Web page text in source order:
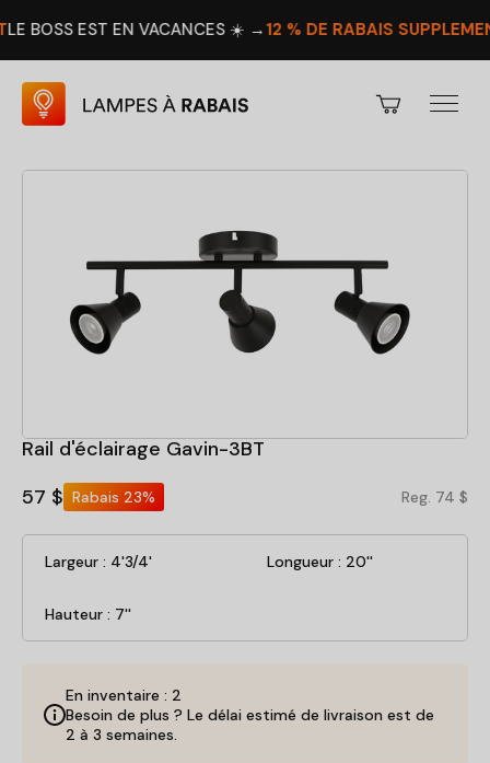
EN VACANCES ☀️ →12 % DE RABAIS SUPPLÉMENTAIRE
Rail d'éclairage Gavin-3BT
57 $ Rabais 23% Reg. 74 $
Largeur : 4'3/4' Longueur : 20''
Hauteur : 7''
En inventaire : 2
Besoin de plus ? Le délai estimé de livraison est de
2 à 3 semaines.